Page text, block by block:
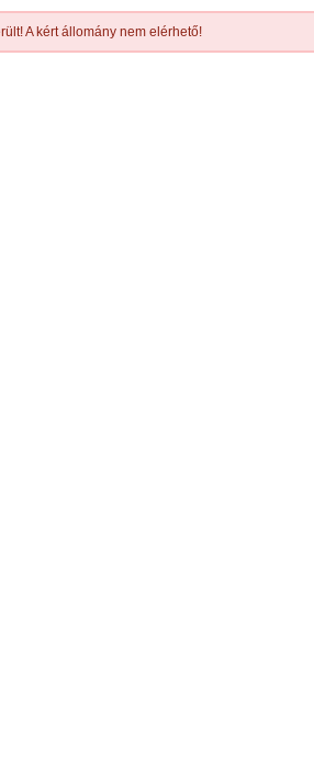
A kért állomány nem elérhető!